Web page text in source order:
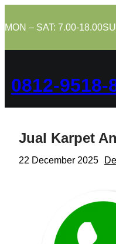
to
MON – SAT: 7.00-18.00
0812-
Jual Karpet
22 December 2025